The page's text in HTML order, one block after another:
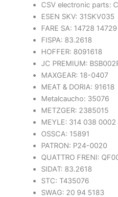
CSV electronic parts:
ESEN SKV: 31SKV035
FARE SA: 14728 14729
FISPA: 83.2618
HOFFER: 8091618
JC PREMIUM:
MAXGEAR: 18-0407
MEAT & DORIA: 91618
Metalcaucho: 35076
METZGER: 2385015
MEYLE: 314 038 0002
OSSCA: 15891
PATRON: P24-0020
QUATTRO FRENI:
SIDAT: 83.2618
STC: T435076
SWAG: 20 94 5183